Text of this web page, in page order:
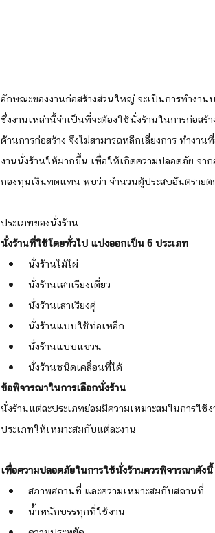
ลักษณะของงานก่อสร้างส่วนใหญ่ จะเป็นการทำงา
ซึ่งงานเหล่านี้จำเป็นที่จะต้องใช้นั่งร้านในการก่อส
ด้านการก่อสร้าง จึงไม่สามารถหลีกเลี่ยงการ ทำงา
งานนั่งร้านให้มากขึ้น เพื่อให้เกิดความปลอดภัย จา
กองทุนเงินทดแทน พบว่า จำนวนผู้ประสบอันตรายต
ประเภทของนั่งร้าน
นั่งร้านที่ใช้โดยทั่วไป แบ่งออกเป็น 6 ประเภท
นั่งร้านไม้ไผ่
นั่งร้านเสาเรียงเดี่ยว
นั่งร้านเสาเรียงคู่
นั่งร้านแบบใช้ท่อเหล็ก
นั่งร้านแบบแขวน
นั่งร้านชนิดเคลื่อนที่ได้
ข้อพิจารณาในการเลือกนั่งร้าน
นั่งร้านแต่ละประเภทย่อมมีความเหมาะสมในการใช้
ประเภทให้เหมาะสมกับแต่ละงาน
เพื่อความปลอดภัยในการใช้นั่งร้านควรพิจารณาดังนี้
สภาพสถานที่ และความเหมาะสมกับสถานที่
น้ำหนักบรรทุกที่ใช้งาน